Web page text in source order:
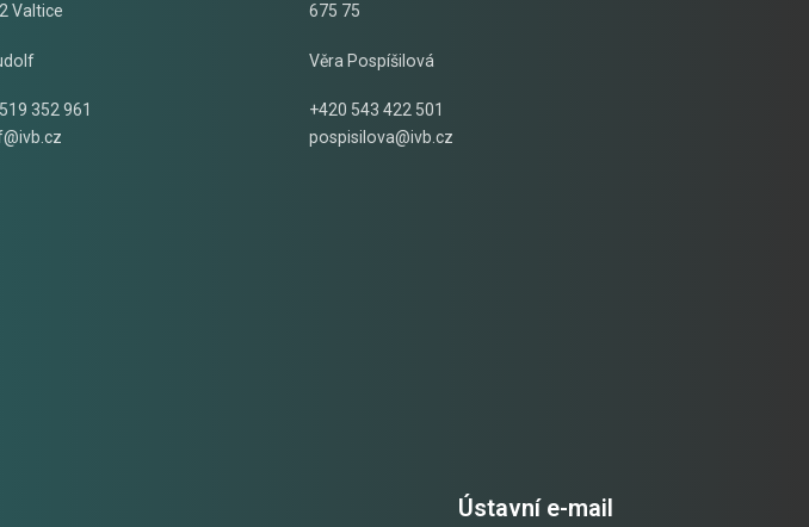
Valtice
352 961
675 75
Věra Pospíšilová
+420 543 422 501
pospisilova@ivb.cz
Ústavní e-mail